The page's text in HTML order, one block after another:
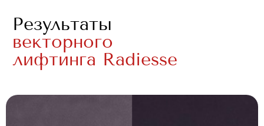
Результаты
векторного
лифтинга Radiesse